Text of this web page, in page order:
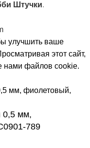
Штучки.
улучшить ваше
этот сайт,
нами файлов cookie.
0,5 мм,
789